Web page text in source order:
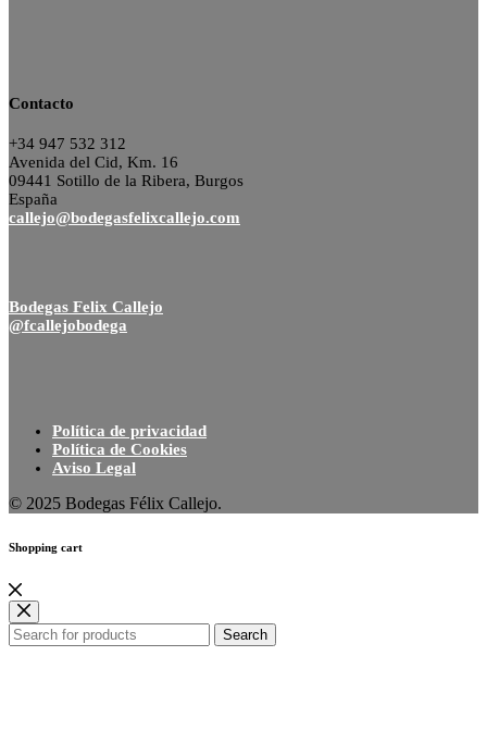
Contacto
+34 947 532 312
Avenida del Cid, Km. 16
09441 Sotillo de la Ribera, Burgos
España
callejo@bodegasfelixcallejo.com
Bodegas Felix Callejo
@fcallejobodega
Política de privacidad
Política de Cookies
Aviso Legal
© 2025 Bodegas Félix Callejo.
Shopping cart
Search